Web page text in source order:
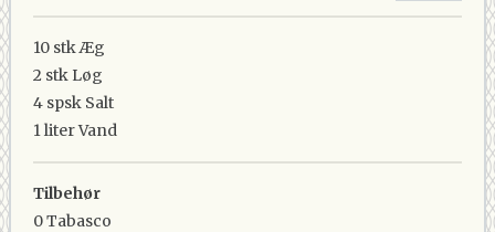
10 stkÆg
2 stk Løg
4 spsk Salt
1 literVand
Tilbehør
0Tabasco